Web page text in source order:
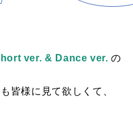
ver. & Dance ver. の
皆様に⾒て欲しくて、